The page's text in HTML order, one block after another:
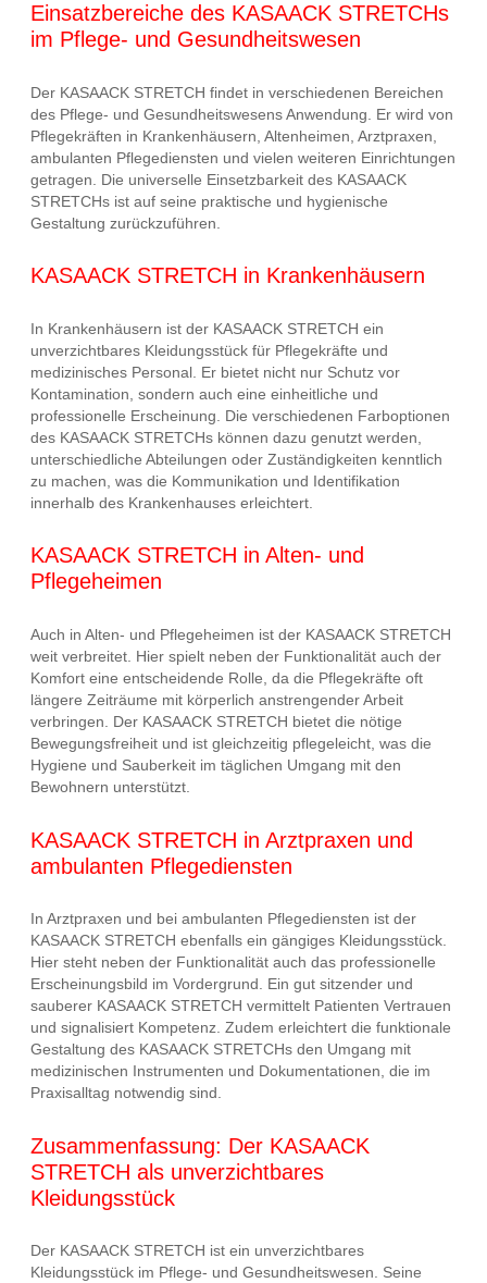
Einsatzbereiche des KASAACK STRETCHs
im Pflege- und Gesundheitswesen
Der KASAACK STRETCH findet in verschiedenen Bereichen
des Pflege- und Gesundheitswesens Anwendung. Er wird von
Pflegekräften in Krankenhäusern, Altenheimen, Arztpraxen,
ambulanten Pflegediensten und vielen weiteren Einrichtungen
getragen. Die universelle Einsetzbarkeit des KASAACK
STRETCHs ist auf seine praktische und hygienische
Gestaltung zurückzuführen.
KASAACK STRETCH in Krankenhäusern
In Krankenhäusern ist der KASAACK STRETCH ein
unverzichtbares Kleidungsstück für Pflegekräfte und
medizinisches Personal. Er bietet nicht nur Schutz vor
Kontamination, sondern auch eine einheitliche und
professionelle Erscheinung. Die verschiedenen Farboptionen
des KASAACK STRETCHs können dazu genutzt werden,
unterschiedliche Abteilungen oder Zuständigkeiten kenntlich
zu machen, was die Kommunikation und Identifikation
innerhalb des Krankenhauses erleichtert.
KASAACK STRETCH in Alten- und
Pflegeheimen
Auch in Alten- und Pflegeheimen ist der KASAACK STRETCH
weit verbreitet. Hier spielt neben der Funktionalität auch der
Komfort eine entscheidende Rolle, da die Pflegekräfte oft
längere Zeiträume mit körperlich anstrengender Arbeit
verbringen. Der KASAACK STRETCH bietet die nötige
Bewegungsfreiheit und ist gleichzeitig pflegeleicht, was die
Hygiene und Sauberkeit im täglichen Umgang mit den
Bewohnern unterstützt.
KASAACK STRETCH in Arztpraxen und
ambulanten Pflegediensten
In Arztpraxen und bei ambulanten Pflegediensten ist der
KASAACK STRETCH ebenfalls ein gängiges Kleidungsstück.
Hier steht neben der Funktionalität auch das professionelle
Erscheinungsbild im Vordergrund. Ein gut sitzender und
sauberer KASAACK STRETCH vermittelt Patienten Vertrauen
und signalisiert Kompetenz. Zudem erleichtert die funktionale
Gestaltung des KASAACK STRETCHs den Umgang mit
medizinischen Instrumenten und Dokumentationen, die im
Praxisalltag notwendig sind.
Zusammenfassung: Der KASAACK
STRETCH als unverzichtbares
Kleidungsstück
Der KASAACK STRETCH ist ein unverzichtbares
Kleidungsstück im Pflege- und Gesundheitswesen. Seine